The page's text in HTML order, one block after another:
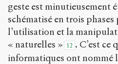
geste est minutieusement
schématisé en trois
l’utilisation et la
« naturelles » 12 . C’est ce
informatiques ont nommé